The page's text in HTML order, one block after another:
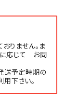
りません。ま
に応じて お問
送予定時期の
下さい。